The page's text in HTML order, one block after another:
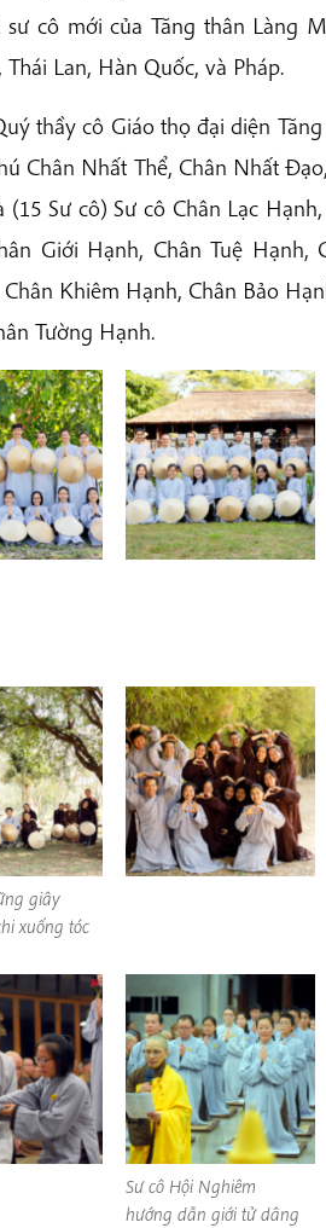
cô mới của Tăng thân Làng
Lan, Hàn Quốc, và Pháp.
thầy cô Giáo thọ đại diện
Chân Nhất Thể, Chân Nhất
Sư cô) Sư cô Chân Lạc
Giới Hạnh, Chân Tuệ Hạnh,
Khiêm Hạnh, Chân Bảo
Tường Hạnh.
giây
xuống tóc
Sư cô Hội Nghiêm
hướng dẫn giới tử dâng